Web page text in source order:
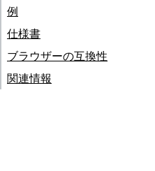
例
仕様書
ブラウザーの互換性
関連情報